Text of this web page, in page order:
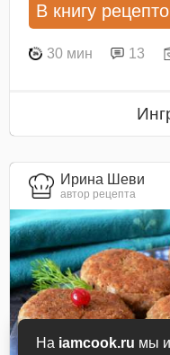
На iamcook.ru мы
В книгу
30 мин 13
Ирина Шеви
автор рецепта